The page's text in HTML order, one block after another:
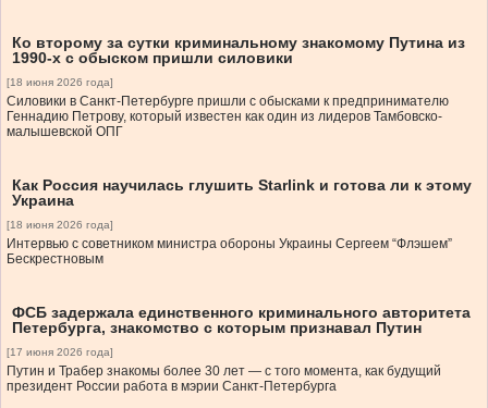
Ко второму за сутки криминальному знакомому Путина из
1990-х с обыском пришли силовики
[18 июня 2026 года]
Силовики в Санкт-Петербурге пришли с обысками к предпринимателю
Геннадию Петрову, который известен как один из лидеров Тамбовско-
малышевской ОПГ
Как Россия научилась глушить Starlink и готова ли к этому
Украина
[18 июня 2026 года]
Интервью с советником министра обороны Украины Сергеем “Флэшем”
Бескрестновым
ФСБ задержала единственного криминального авторитета
Петербурга, знакомство с которым признавал Путин
[17 июня 2026 года]
Путин и Трабер знакомы более 30 лет — с того момента, как будущий
президент России работа в мэрии Санкт-Петербурга